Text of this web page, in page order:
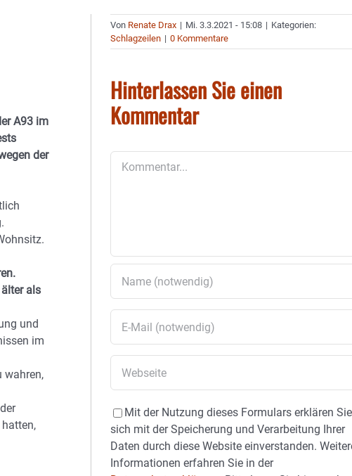
A93 im
der
als
und
im
wahren,
Von Renate Drax | Mi. 3.3.2021 - 15:08 | Kategorien:
Schlagzeilen | 0 Kommentare
Hinterlassen Sie einen
Kommentar
Mit der Nutzung dieses Formulars erklären Sie
sich mit der Speicherung und Verarbeitung Ihrer
Daten durch diese Website einverstanden.
Informationen erfahren Sie in der